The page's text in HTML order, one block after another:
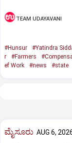
TEAM UDAYAVANI
#Hunsur #Yatindra
r
#Farmers
ef Work
#news #state
ಮೈಸೂರು AUG 6,